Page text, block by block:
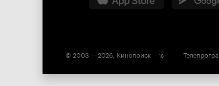
© 2003 — 2026, Кинопоиск 18+